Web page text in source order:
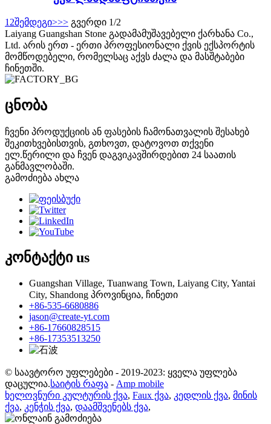
1 2შემდეგი>>> გვერდი 1/2
Laiyang Guangshan Stone გადამამუშავებელი ქარხანა Co.,
Ltd. არის ერთ - ერთი პროფესიონალი ქვის ექსპორტის
მომწოდებელი, რომელსაც აქვს ძალა და მასშტაბები
ჩინეთში.
ცნობა
ჩვენი პროდუქციის ან ფასების ჩამონათვალის შესახებ
შეკითხვებისთვის, გთხოვთ, დატოვოთ თქვენი
ელ.წერილი და ჩვენ დაგვიკავშირდებით 24 საათის
განმავლობაში.
გამოძიება ახლა
კონტაქტიus
Guangshan Village, Tuanwang Town, Laiyang City, Yantai
City, Shandong პროვინცია, ჩინეთი
+86-535-6680886
jason@create-yt.com
+86-17660828515
+86-17353513250
© საავტორო უფლებები - 2019-2023: ყველა უფლება
დაცულია.საიტის რაფა - Amp mobile
ხელოვნური კულტურის ქვა, Faux ქვა, კედლის ქვა, მინის
ქვა, კენჭის ქვა, დაამშვენებს ქვა,